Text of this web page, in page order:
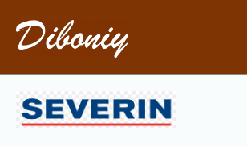
Zum Hauptinhalt springen